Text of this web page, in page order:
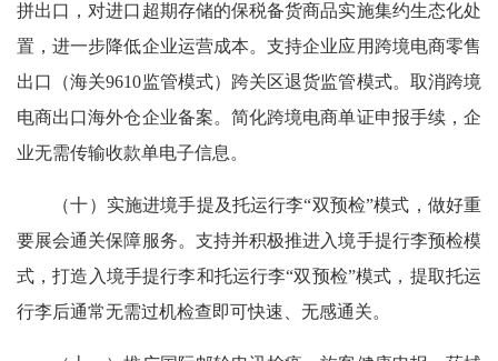
拼出口，对进口超期存储的保税备货商品实施集约生态化处
置，进一步降低企业运营成本。支持企业应用跨境电商零售
出口（海关9610监管模式）跨关区退货监管模式。取消跨境
电商出口海外仓企业备案。简化跨境电商单证申报手续，企
业无需传输收款单电子信息。
（十）实施进境手提及托运行李“双预检”模式，做好重
要展会通关保障服务。支持并积极推进入境手提行李预检模
式，打造入境手提行李和托运行李“双预检”模式，提取托运
行李后通常无需过机检查即可快速、无感通关。